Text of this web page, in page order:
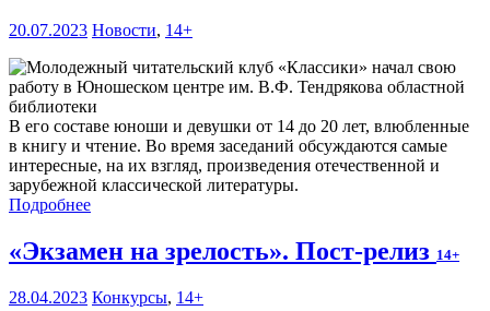
20.07.2023 Новости, 14+
В его составе юноши и девушки от 14 до 20 лет, влюбленные
в книгу и чтение. Во время заседаний обсуждаются самые
интересные, на их взгляд, произведения отечественной и
зарубежной классической литературы.
Подробнее
«Экзамен на зрелость». Пост-релиз 14+
28.04.2023 Конкурсы, 14+